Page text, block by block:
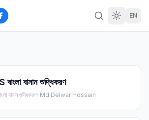
EN
বানান শুদ্ধিকরণ
বানান শুদ্ধিকরণ· Md Delwar Hossain